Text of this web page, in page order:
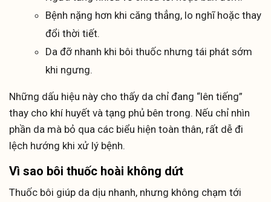
Bệnh nặng hơn khi căng thẳng, lo nghĩ hoặc thay
đổi thời tiết.
Da đỡ nhanh khi bôi thuốc nhưng tái phát sớm
khi ngưng.
Những dấu hiệu này cho thấy da chỉ đang “lên tiếng”
thay cho khí huyết và tạng phủ bên trong. Nếu chỉ nhìn
phần da mà bỏ qua các biểu hiện toàn thân, rất dễ đi
lệch hướng khi xử lý bệnh.
Vì sao bôi thuốc hoài không dứt
Thuốc bôi giúp da dịu nhanh, nhưng không chạm tới